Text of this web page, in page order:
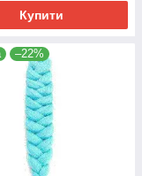
Купити
–22%